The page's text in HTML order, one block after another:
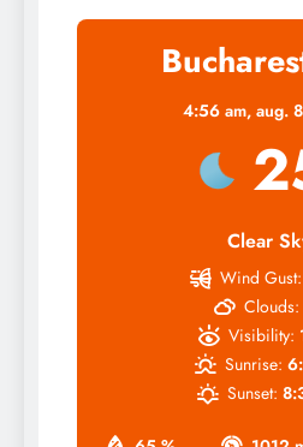
4:56 am, aug.
Clear
Wind Gust:
Clouds:
Visibility:
Sunrise:
Sunset: